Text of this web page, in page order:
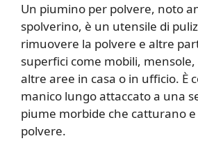
Un piumino per polvere, noto
spolverino, è un utensile di
rimuovere la polvere e altre
superfici come mobili,
altre aree in casa o in ufficio. È
manico lungo attaccato a una
piume morbide che catturano
polvere.